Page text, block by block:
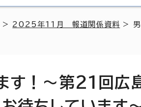
> 2025年11月 報道関係資料 > 男
す！～第21回広